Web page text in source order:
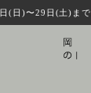
(日)〜29日(土)まで